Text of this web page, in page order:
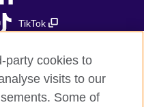
TikTok
party cookies to
visits to our
Some of